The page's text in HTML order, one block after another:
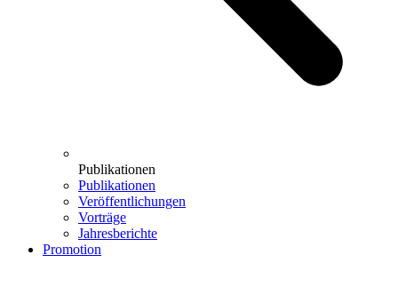
Publikationen
Publikationen
Veröffentlichungen
Vorträge
Jahresberichte
Promotion